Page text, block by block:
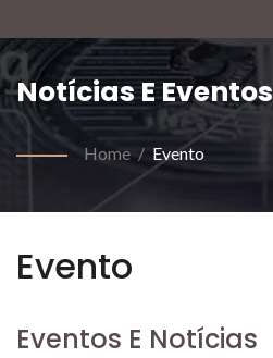
Notícias E Eventos
Home / Evento
Evento
Eventos E Notícias